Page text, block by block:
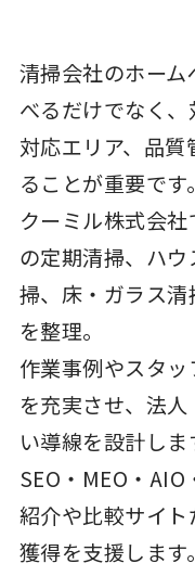
清掃会社のホー
べるだけでなく、
対応エリア、品
ることが重要です。
クーミル株式会
の定期清掃、ハ
掃、床・ガラス
を整理。
作業事例やスタ
を充実させ、法
い導線を設計しま
SEO・MEO・AIO
紹介や比較サイ
獲得を支援します。